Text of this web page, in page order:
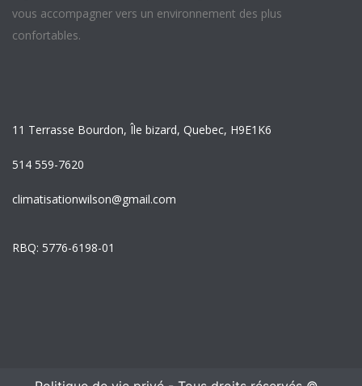
vous accompagner vers un environnement des plus
confortables.
11 Terrasse Bourdon, Île bizard, Quebec, H9E1K6
514 559-7620
climatisationwilson@gmail.com
RBQ: 5776-6198-01